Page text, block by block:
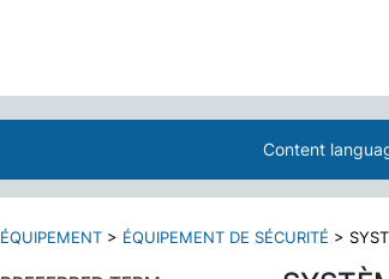
Content
ÉQUIPEMENT > ÉQUIPEMENT DE SÉCURITÉ >